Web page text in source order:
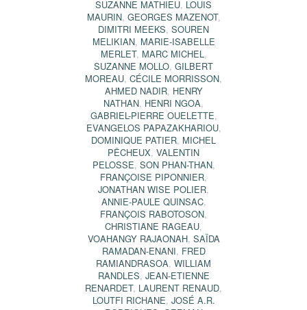
SUZANNE MATHIEU, LOUIS
MAURIN, GEORGES MAZENOT,
DIMITRI MEEKS, SOUREN
MELIKIAN, MARIE-ISABELLE
MERLET, MARC MICHEL,
SUZANNE MOLLO, GILBERT
MOREAU, CÉCILE MORRISSON,
AHMED NADIR, HENRY
NATHAN, HENRI NGOA,
GABRIEL-PIERRE OUELETTE,
EVANGELOS PAPAZAKHARIOU,
DOMINIQUE PATIER, MICHEL
PÊCHEUX, VALENTIN
PELOSSE, SON PHAN-THAN,
FRANÇOISE PIPONNIER,
JONATHAN WISE POLIER,
ANNIE-PAULE QUINSAC,
FRANÇOIS RABOTOSON,
CHRISTIANE RAGEAU,
VOAHANGY RAJAONAH, SAÏDA
RAMADAN-ENANI, FRED
RAMIANDRASOA, WILLIAM
RANDLES, JEAN-ETIENNE
RENARDET, LAURENT RENAUD,
LOUTFI RICHANE, JOSÉ A.R.